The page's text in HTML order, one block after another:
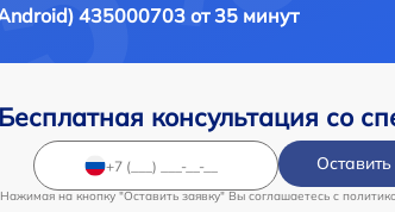
435000703 от 35 минут
Бесплатная консультация со
Нажимая на кнопку "Оставить заявку" Вы соглашаетесь c